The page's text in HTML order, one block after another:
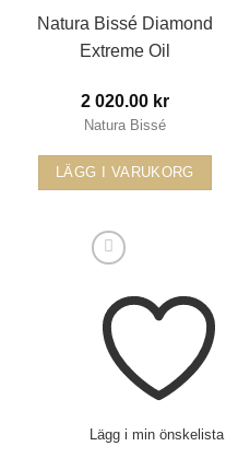
Natura Bissé Diamond
Extreme Oil
2 020.00 kr
Natura Bissé
LÄGG I VARUKORG
Lägg i min önskelista